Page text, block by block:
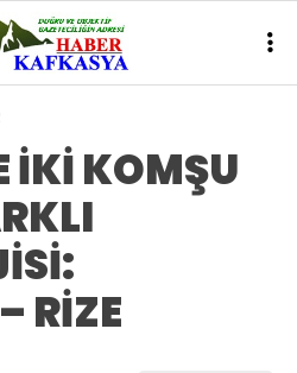
İKİ KOMŞU
RİZE